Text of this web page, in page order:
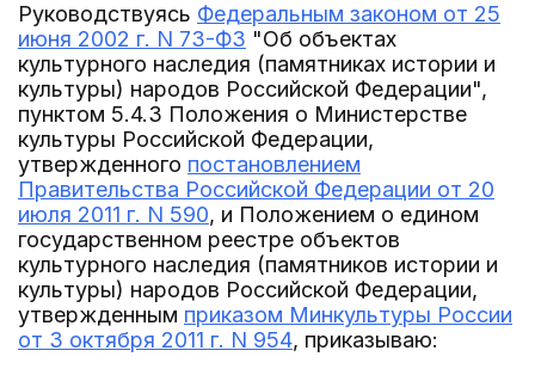
Руководствуясь Федеральным законом от 25
июня 2002 г. N 73-ФЗ "Об объектах
культурного наследия (памятниках истории и
культуры) народов Российской Федерации",
пунктом 5.4.3 Положения о Министерстве
культуры Российской Федерации,
утвержденного постановлением
Правительства Российской Федерации от 20
июля 2011 г. N 590, и Положением о едином
государственном реестре объектов
культурного наследия (памятников истории и
культуры) народов Российской Федерации,
утвержденным приказом Минкультуры России
от 3 октября 2011 г. N 954, приказываю: